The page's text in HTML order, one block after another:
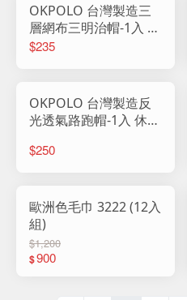
OKPOLO 台灣製造三
層網布三明治帽-1入 長
簷帽 帽子 鴨舌帽 棒球
$235
OKPOLO 台灣製造反
光透氣路跑帽-1入 休閒
球帽 休閒帽 反光帽 平
$250
歐洲色毛巾 3222 (12入
組)
$1,200
$900